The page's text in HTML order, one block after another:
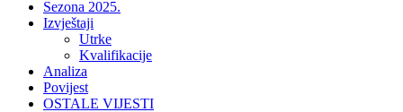
Sezona 2025.
Izvještaji
Utrke
Kvalifikacije
Analiza
Povijest
OSTALE VIJESTI